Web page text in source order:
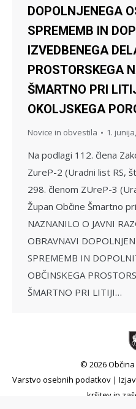
DOPOLNJENEGA
SPREMEMB IN
IZVEDBENEGA
PROSTORSKEGA
ŠMARTNO PRI
OKOLJSKEGA
Novice in obvestila 1.
Na podlagi 112. člena
ZureP-2 (Uradni list RS,
298. členom ZUreP-3
Župan Občine Šmartno
NAZNANILO O JAVNI
OBRAVNAVI
SPREMEMB IN
OBČINSKEGA
ŠMARTNO PRI LITIJI…
© 2026
Varstvo osebnih podatkov |
kršitev in